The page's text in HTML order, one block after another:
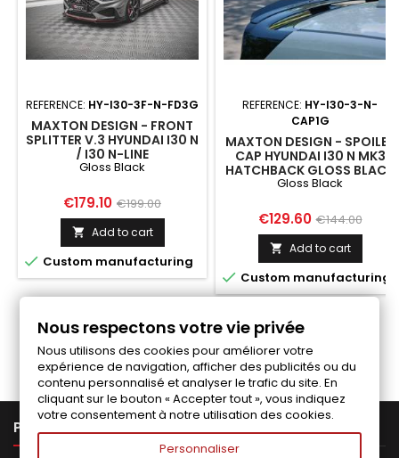
REFERENCE: HY-I30-3F-N-FD3G
MAXTON DESIGN - FRONT
SPLITTER V.3 HYUNDAI I30 N
/ I30 N-LINE
HATCHBACK/FASTBACK
BLACK
Gloss Black
Price
€179.10 Regular
price
€199.00
 Add to cart
 Custom manufacturing
REFERENCE: HY-I30-3-N-
CAP1G
MAXTON DESIGN - SPOILER
CAP HYUNDAI I30 N MK3
HATCHBACK GLOSS BLACK
Gloss Black
Price
€129.60 Regular
price
€144.00
 Add to cart
 Custom manufacturing
Follow us on Facebook
PRODUCTS
Nous respectons votre vie privée
Nous utilisons des cookies pour améliorer votre
expérience de navigation, afficher des publicités ou du
contenu personnalisé et analyser le trafic du site. En
cliquant sur le bouton « Accepter tout », vous indiquez
votre consentement à notre utilisation des cookies.
Personnaliser